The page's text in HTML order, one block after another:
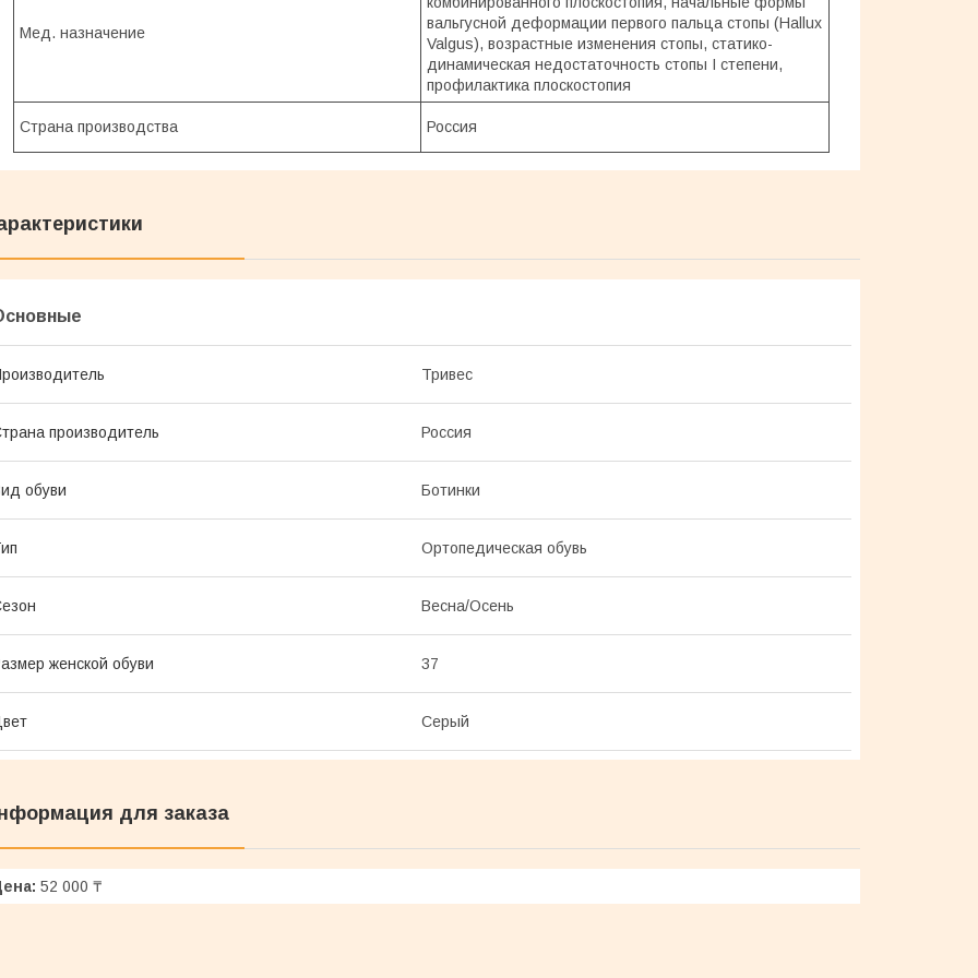
Мед. назначение
вальгусной деформации первого пальца стопы (Hallux
Valgus), возрастные изменения стопы, статико-
динамическая недостаточность стопы I степени,
профилактика плоскостопия
Страна производства Россия
Тривес
производитель Россия
обуви Ботинки
Ортопедическая обувь
Весна/Осень
женской обуви 37
Серый
для заказа
52 000 ₸